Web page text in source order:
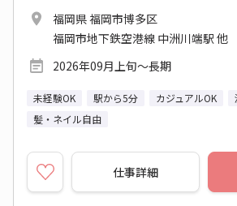
福岡県 福岡市博多区
福岡市地下鉄空港線 中洲川端駅 他
2026年09月上旬～長期
未経験OK 駅から5分 カジュアルOK
髪・ネイル自由
仕事詳細